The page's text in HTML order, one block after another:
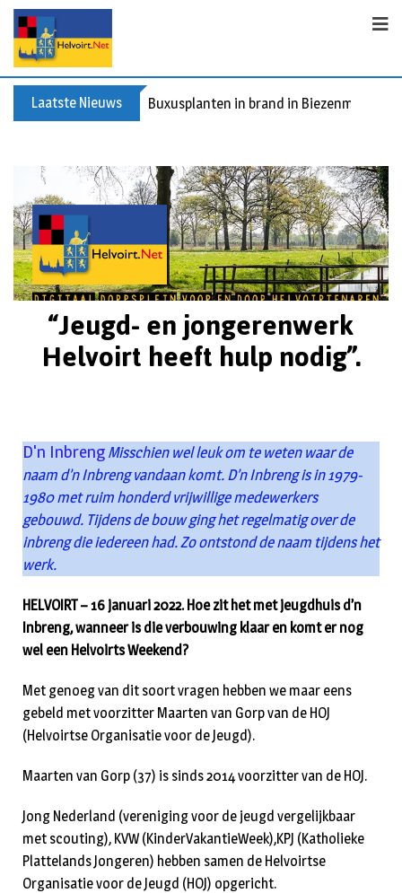
Laatste Nieuws Buxusplanten in brand in Biezenmortel,
“Jeugd- en jongerenwerk
Helvoirt heeft hulp nodig”.
D'n Inbreng Misschien wel leuk om te weten waar de
naam d’n Inbreng vandaan komt. D’n Inbreng is in 1979-
1980 met ruim honderd vrijwillige medewerkers
gebouwd. Tijdens de bouw ging het regelmatig over de
inbreng die iedereen had. Zo ontstond de naam tijdens het
werk.
HELVOIRT – 16 januari 2022. Hoe zit het met jeugdhuis d’n
Inbreng, wanneer is die verbouwing klaar en komt er nog
wel een Helvoirts Weekend?
Met genoeg van dit soort vragen hebben we maar eens
gebeld met voorzitter Maarten van Gorp van de HOJ
(Helvoirtse Organisatie voor de Jeugd).
Maarten van Gorp (37) is sinds 2014 voorzitter van de HOJ.
Jong Nederland (vereniging voor de jeugd vergelijkbaar
met scouting), KVW (KinderVakantieWeek),KPJ (Katholieke
Plattelands Jongeren) hebben samen de Helvoirtse
Organisatie voor de Jeugd (HOJ) opgericht.